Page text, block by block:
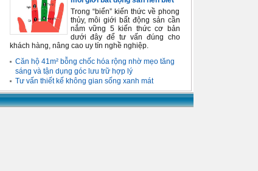
Trong “biển” kiến thức về phong
thủy, môi giới bất động sản cần
nắm vững 5 kiến thức cơ bản
dưới đây để tư vấn đúng cho
khách hàng, nâng cao uy tín nghề nghiệp.
Căn hộ 41m² bỗng chốc hóa rộng nhờ mẹo tăng
sáng và tận dụng góc lưu trữ hợp lý
Tư vấn thiết kế không gian sống xanh mát